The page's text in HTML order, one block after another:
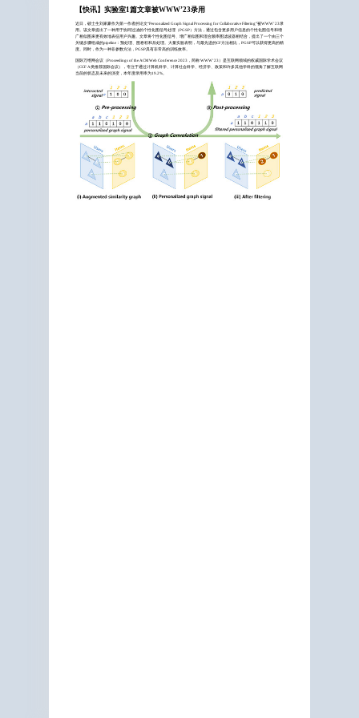
【快讯】实验室1篇文章被WWW’23录用
近日，硕士生刘家豪作为第一作者的论文“Personalized Graph Signal Processing for Collaborative Filtering”被WWW’23录
用。该文章提出了一种用于协同过滤的个性化图信号处理（PGSP）方法，通过包含更多用户信息的个性化图信号和增
广相似图来更有效地表征用户兴趣。文章将个性化图信号、增广相似图和混合频率图滤波器相结合，提出了一个由三个
关键步骤组成的pipeline：预处理、图卷积和后处理。大量实验表明，与最先进的CF方法相比， PGSP可以获得更高的精
度。同时，作为一种非参数方法， PGSP具有非常高的训练效率。
国际万维网会议（Proceedings of the ACM Web Conference 2023 ，简称WWW’23 ）是互联网领域的权威国际学术会议
（CCF A类推荐国际会议），专注于通过计算机科学、计算社会科学、经济学、政策和许多其他学科的视角了解互联网
当前的状态及未来的演变，本年度录用率为19.2%。